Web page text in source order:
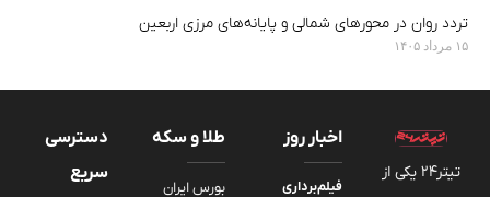
تردد روان در محورهای شمالی و پایانه‌های مرزی اربعین
۱۵ مرداد ۱۴۰۵
تیتر24 یکی از
اخبار روز
فیلم‌‌برداری
طلا و سکه
بورس ایران
دسترسی
سریع